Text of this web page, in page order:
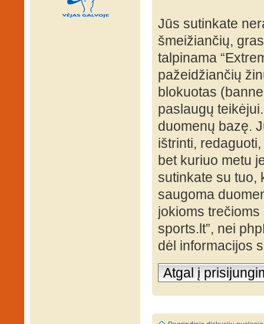
Jūs sutinkate
šmeižiančių,
talpinama
pažeidžiančių
blokuotas
paslaugų
duomenų bazę.
ištrinti,
bet kuriuo metu
sutinkate su tuo,
saugoma
jokioms trečioms
sports.lt”, nei
dėl informacijos
Atgal į